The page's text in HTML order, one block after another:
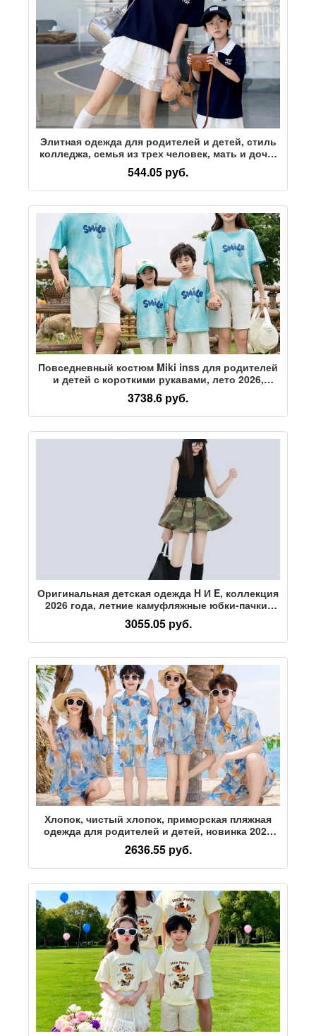
Элитная одежда для родителей и детей, стиль
колледжа, семья из трех человек, мать и дочь,
мать и ребенок, красивый и модный летний
костюм с короткими рукавами, новый стиль
2026 года
544.05 руб.
Повседневный костюм Miki inss для родителей
и детей с короткими рукавами, лето 2026,
новый модный костюм-двойка для семьи из
матери и ребенка
3738.6 руб.
Оригинальная детская одежда H И E, коллекция
2026 года, летние камуфляжные юбки-пачки-
кюлоты design sense, крутая короткая юбка для
мамы и дочки, одежда для родителей и детей
3055.05 руб.
Хлопок, чистый хлопок, приморская пляжная
одежда для родителей и детей, новинка 2026
года, Санья, семья из трех и четырех человек,
семейное путешествие, отпуск матери и дочери
2636.55 руб.